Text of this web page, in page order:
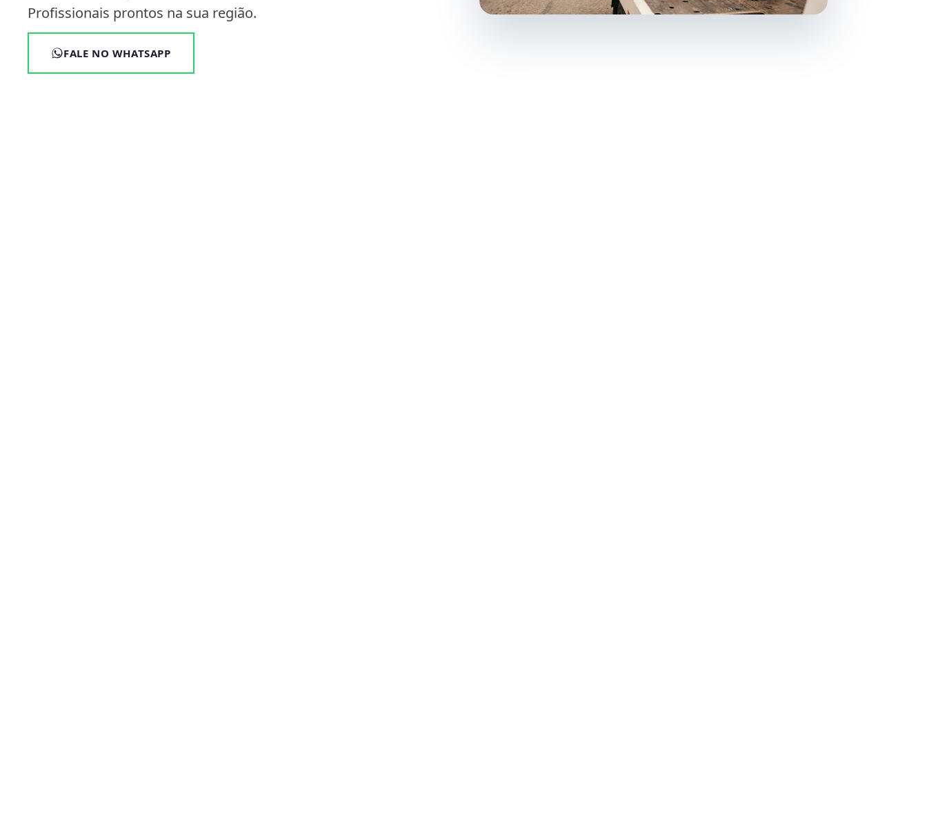
Profissionais prontos na sua região.
FALE NO WHATSAPP